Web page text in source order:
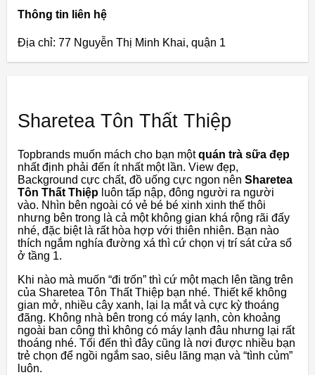
Thông tin liên hệ
Địa chỉ: 77 Nguyễn Thị Minh Khai, quận 1
Sharetea Tôn Thất Thiệp
Topbrands muốn mách cho bạn mộtquán trà sữa đẹp
nhất định phải đến ít nhất một lần. View đẹp,
Background cực chất, đồ uống cực ngon nên Sharetea
Tôn Thất Thiệp luôn tấp nập, đông người ra người
vào. Nhìn bên ngoài có vẻ bé bé xinh xinh thế thôi
nhưng bên trong là cả một không gian khá rộng rãi đấy
nhé, đặc biệt là rất hòa hợp với thiên nhiên. Bạn nào
thích ngắm nghía đường xá thì cứ chọn vị trí sát cửa sổ
ở tầng 1.
Khi nào mà muốn “đi trốn” thì cứ một mạch lên tầng trên
của Sharetea Tôn Thất Thiệp bạn nhé. Thiết kế không
gian mở, nhiều cây xanh, lại lạ mắt và cực kỳ thoáng
đãng. Không nhà bên trong có máy lạnh, còn khoảng
ngoài ban công thì không có máy lạnh đâu nhưng lại rất
thoáng nhé. Tối đến thì đây cũng là nơi được nhiều bạn
trẻ chọn để ngồi ngắm sao, siêu lãng mạn và “tình củm”
luôn.